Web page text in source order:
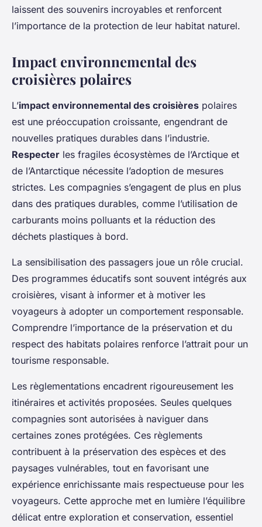
laissent des souvenirs incroyables et renforcent
l’importance de la protection de leur habitat naturel.
Impact environnemental des
croisières polaires
L’impact environnemental des croisières polaires
est une préoccupation croissante, engendrant de
nouvelles pratiques durables dans l’industrie.
Respecter les fragiles écosystèmes de l’Arctique et
de l’Antarctique nécessite l’adoption de mesures
strictes. Les compagnies s’engagent de plus en plus
dans des pratiques durables, comme l’utilisation de
carburants moins polluants et la réduction des
déchets plastiques à bord.
La sensibilisation des passagers joue un rôle crucial.
Des programmes éducatifs sont souvent intégrés aux
croisières, visant à informer et à motiver les
voyageurs à adopter un comportement responsable.
Comprendre l’importance de la préservation et du
respect des habitats polaires renforce l’attrait pour un
tourisme responsable.
Les règlementations encadrent rigoureusement les
itinéraires et activités proposées. Seules quelques
compagnies sont autorisées à naviguer dans
certaines zones protégées. Ces règlements
contribuent à la préservation des espèces et des
paysages vulnérables, tout en favorisant une
expérience enrichissante mais respectueuse pour les
voyageurs. Cette approche met en lumière l’équilibre
délicat entre exploration et conservation, essentiel